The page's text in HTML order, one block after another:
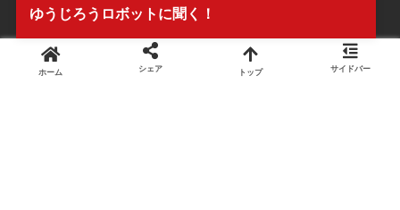
【TEL】082-503-1170
ホーム シェア トップ サイドバー
ゆうじろうロボットに聞く！